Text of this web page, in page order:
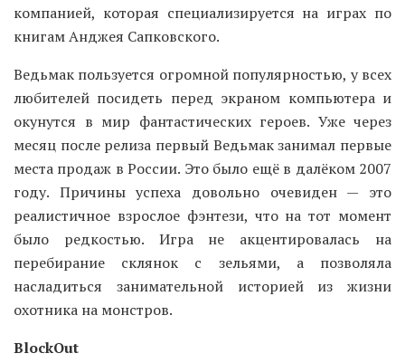
компанией, которая специализируется на играх по
книгам Анджея Сапковского.
Ведьмак пользуется огромной популярностью, у всех
любителей посидеть перед экраном компьютера и
окунутся в мир фантастических героев. Уже через
месяц после релиза первый Ведьмак занимал первые
места продаж в России. Это было ещё в далёком 2007
году. Причины успеха довольно очевиден — это
реалистичное взрослое фэнтези, что на тот момент
было редкостью. Игра не акцентировалась на
перебирание склянок с зельями, а позволяла
насладиться занимательной историей из жизни
охотника на монстров.
BlockOut